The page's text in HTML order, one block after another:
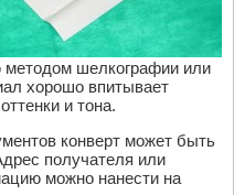
методом шелкографии или
хорошо впитывает
и тона.
конверт может быть
получателя или
можно нанести на